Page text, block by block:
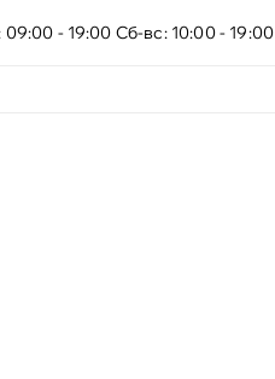
09:00 - 19:00 Сб-вс: 10:00 - 19:00